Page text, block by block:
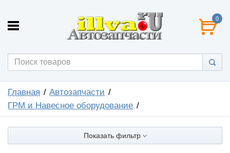
0
Главная
Автозапчасти
ГРМ и Навесное оборудование
Показать фильтр